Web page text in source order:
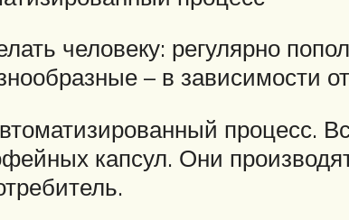
человеку: регулярно
– в зависимости
процесс.
капсул. Они